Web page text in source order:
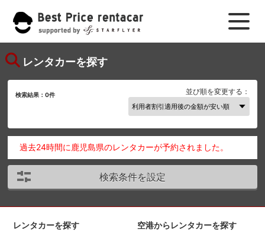
レンタカーを探す
検索結果：0件 並び順を変更する：
過去24時間に鹿児島県のレンタカーが予約されました。
検索条件を設定
レンタカーを探す
空港からレンタカーを探す